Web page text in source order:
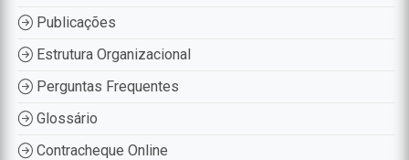
Publicações
Estrutura Organizacional
Perguntas Frequentes
Glossário
Contracheque Online